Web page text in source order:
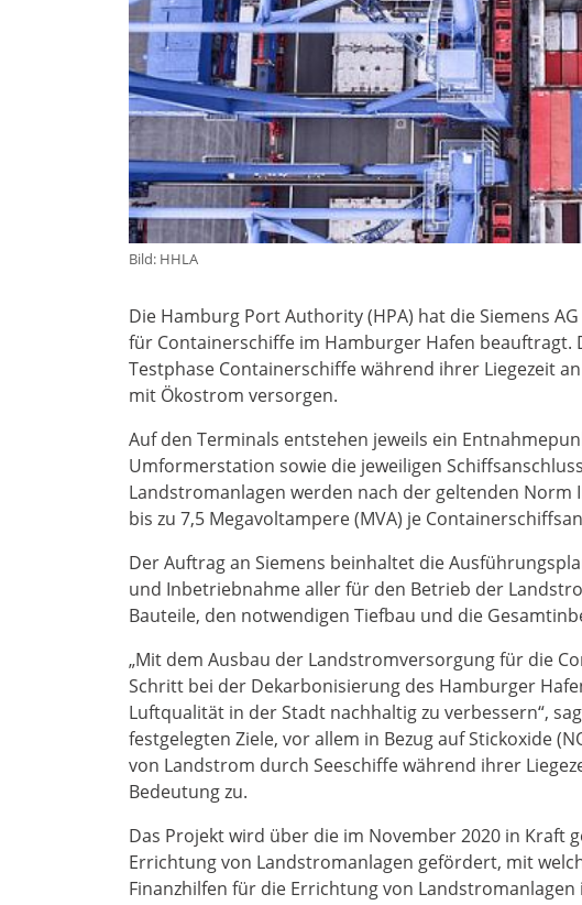
Bild: HHLA
Die Hamburg Port Authority (HPA) hat die Siemens
für Containerschiffe im Hamburger Hafen beauftragt.
Testphase Containerschiffe während ihrer Liegezeit
mit Ökostrom versorgen.
Auf den Terminals entstehen jeweils ein
Umformerstation sowie die jeweiligen
Landstromanlagen werden nach der geltenden Norm
bis zu 7,5 Megavoltampere (MVA) je
Der Auftrag an Siemens beinhaltet die
und Inbetriebnahme aller für den Betrieb der
Bauteile, den notwendigen Tiefbau und die
„Mit dem Ausbau der Landstromversorgung für die
Schritt bei der Dekarbonisierung des Hamburger
Luftqualität in der Stadt nachhaltig zu verbessern“,
festgelegten Ziele, vor allem in Bezug auf Stickoxide
von Landstrom durch Seeschiffe während ihrer
Bedeutung zu.
Das Projekt wird über die im November 2020 in Kraft
Errichtung von Landstromanlagen gefördert, mit
Finanzhilfen für die Errichtung von